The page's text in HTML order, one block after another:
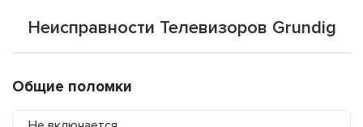
Неисправности Телевизоров Grundig
Общие поломки